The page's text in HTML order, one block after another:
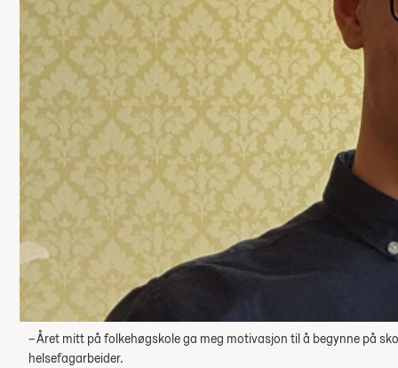
– Året mitt på folkehøgskole ga meg motivasjon til å begynne på
helsefagarbeider.